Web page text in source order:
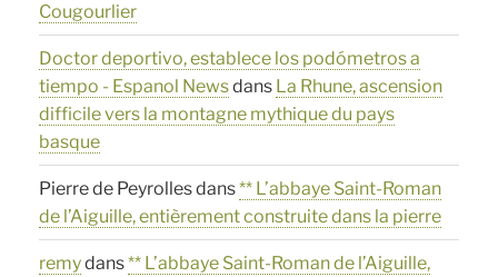
Cougourlier
Doctor deportivo, establece los podómetros a
tiempo - Espanol Newsdans La Rhune, ascension
difficile vers la montagne mythique du pays
basque
Pierre de Peyrollesdans** L’abbaye Saint-Roman
de l’Aiguille, entièrement construite dans la pierre
remydans** L’abbaye Saint-Roman de l’Aiguille,